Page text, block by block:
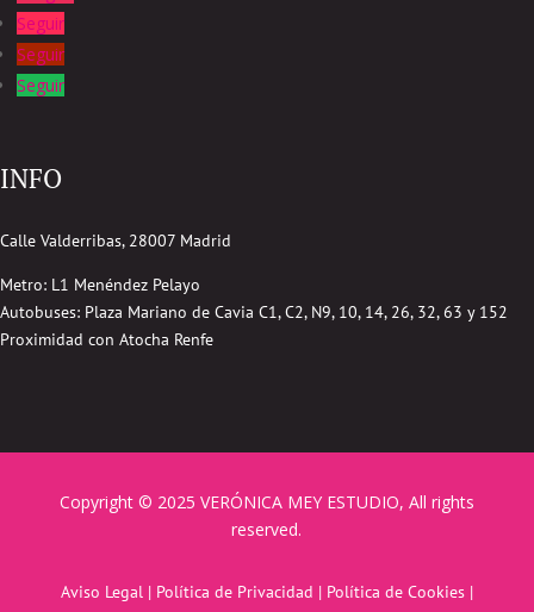
Seguir
Seguir
Seguir
INFO
Calle Valderribas, 28007 Madrid
Metro: L1 Menéndez Pelayo
Autobuses: Plaza Mariano de Cavia C1, C2, N9, 10, 14, 26, 32, 63 y 152
Proximidad con Atocha Renfe
Copyright © 2025 VERÓNICA MEY ESTUDIO, All rights
reserved.
Aviso Legal| Política de Privacidad | Política de Cookies|